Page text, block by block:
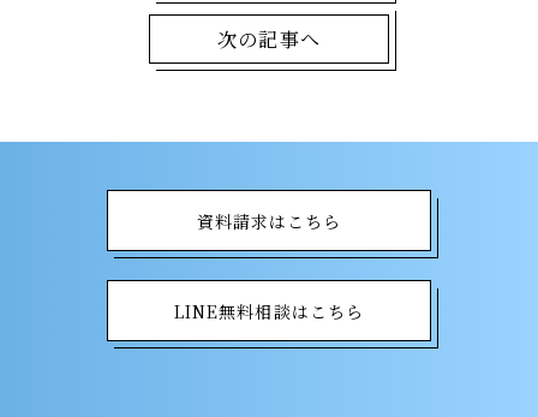
次の記事へ
資料請求はこちら
LINE無料相談はこちら